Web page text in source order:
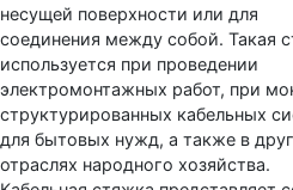
несущей поверхности или для
соединения между собой. Такая
используется при проведении
электромонтажных работ, при
структурированных кабельных
для бытовых нужд, а также в
отраслях народного хозяйства.